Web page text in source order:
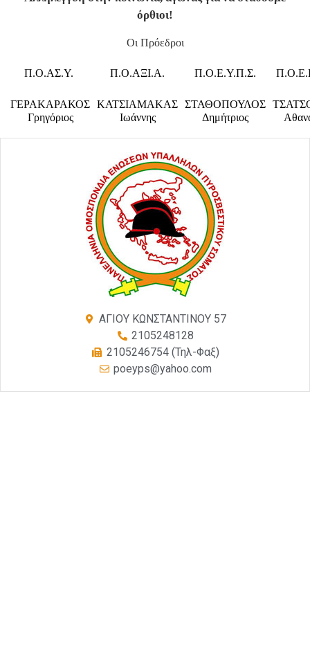
όρθιοι!
Οι Πρόεδροι
Π.Ο.ΑΣ.Υ. Π.Ο.ΑΞΙ.Α. Π.Ο.Ε.Υ.Π.Σ.
ΓΕΡΑΚΑΡΑΚΟΣ
Γρηγόριος
ΚΑΤΣΙΑΜΑΚΑΣ
Ιωάννης
ΣΤΑΘΟΠΟΥΛΟΣ
Δημήτριος
ΑΓΙΟΥ ΚΩΝΣΤΑΝΤΙΝΟΥ 57
2105248128
2105246754 (Τηλ-Φαξ)
poeyps@yahoo.com